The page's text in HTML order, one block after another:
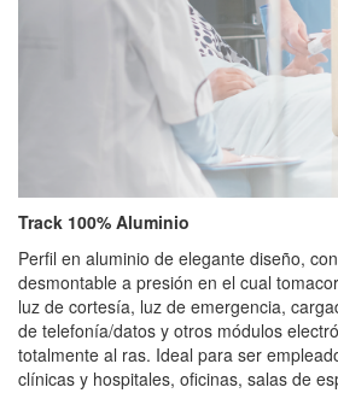
Track 100% Aluminio
Perfil en aluminio de elegante diseño,
desmontable a presión en el cual
luz de cortesía, luz de emergencia,
de telefonía/datos y otros módulos
totalmente al ras. Ideal para ser
clínicas y hospitales, oficinas, salas de